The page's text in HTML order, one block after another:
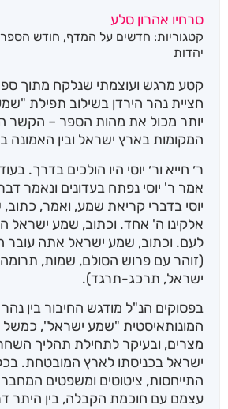
מבוסס על
דירוגים של
לקוחות
סרחיו אהרון סלע
קטגוריות: חדשים על המדף, חודש הספר
יהדות
קטע מרגש ועוצמתי שנלקח מתוך
חציית נהר הירדן בשילוב תפילת
יותר מכול את מהות הספר – הקשר
המקומות בארץ ישראל ובין האמונה
ר׳ חייא ור׳ יוסי היו הולכים בדרך.
אמר ר' יוסי נפתח בעדונים ונאמר
יוסי בדברי קריאת שמע, ואמר,
אלקינו ה' אחד. וכתוב, שמע ישראל
לעם. וכתוב, שמע ישראל אתה עובר
(זוהר עם פרוש הסולם, שמות,
ישראל, תרכג-תרגד).
בפסוקים הנ"ל מודגש החיבור בין
המונותאיסטית "שמע ישראל",
מצרים, ובעיקר לתחילת תהליך
ישראל בכניסתו לארץ המובטחת.
התייחסות, ציטוטים ומשפטים
עצמם עם חוכמת הקבלה, בין היתר